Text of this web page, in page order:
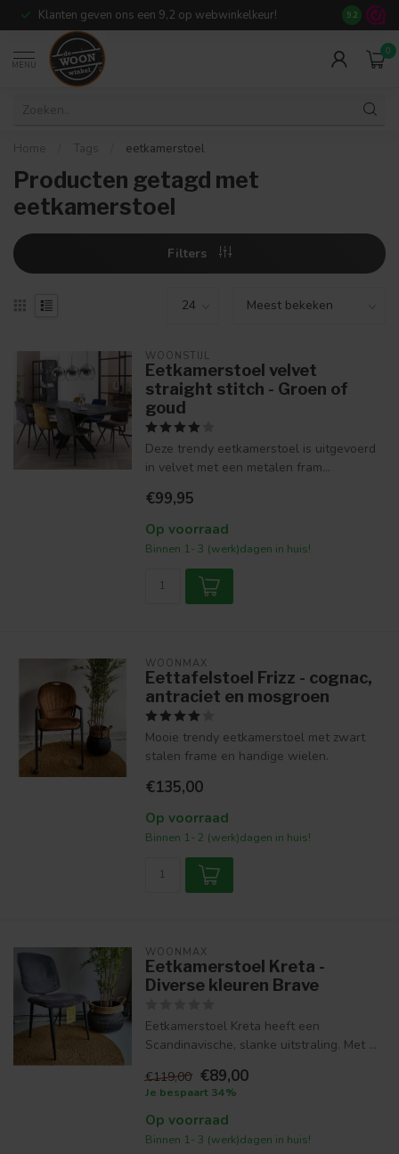
Klanten geven ons een 9,2 op webwinkelkeur! Meer dan
9.2
MENU
0
Home Tags eetkamerstoel
Producten getagd met
eetkamerstoel
Filters
WOONSTIJL
Eetkamerstoel velvet
straight stitch - Groen of
goud
Deze trendy eetkamerstoel is uitgevoerd
in velvet met een metalen fram...
€99,95
Op voorraad
Binnen 1- 3 (werk)dagen in huis!
WOONMAX
Eettafelstoel Frizz - cognac,
antraciet en mosgroen
Mooie trendy eetkamerstoel met zwart
stalen frame en handige wielen.
€135,00
Op voorraad
Binnen 1- 2 (werk)dagen in huis!
WOONMAX
Eetkamerstoel Kreta -
Diverse kleuren Brave
Eetkamerstoel Kreta heeft een
Scandinavische, slanke uitstraling. Met ...
€119,00 €89,00
Je bespaart 34%
Op voorraad
Binnen 1- 3 (werk)dagen in huis!